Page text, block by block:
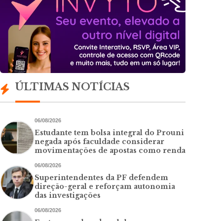
ÚLTIMAS NOTÍCIAS
06/08/2026
Estudante tem bolsa integral do Prouni
negada após faculdade considerar
movimentações de apostas como renda
06/08/2026
Superintendentes da PF defendem
direção-geral e reforçam autonomia
das investigações
06/08/2026